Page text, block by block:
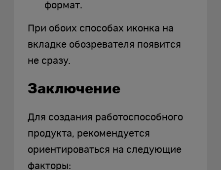
формат.
При обоих способах иконка на
вкладке обозревателя появится
не сразу.
Заключение
Для создания работоспособного
продукта, рекомендуется
ориентироваться на следующие
факторы: